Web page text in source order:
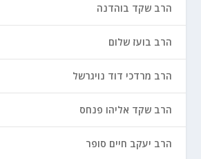
הרב שקד בוהדנה
הרב בועז שלום
הרב מרדכי דוד נויגרשל
הרב שקד אליהו פנחס
הרב יעקב חיים סופר